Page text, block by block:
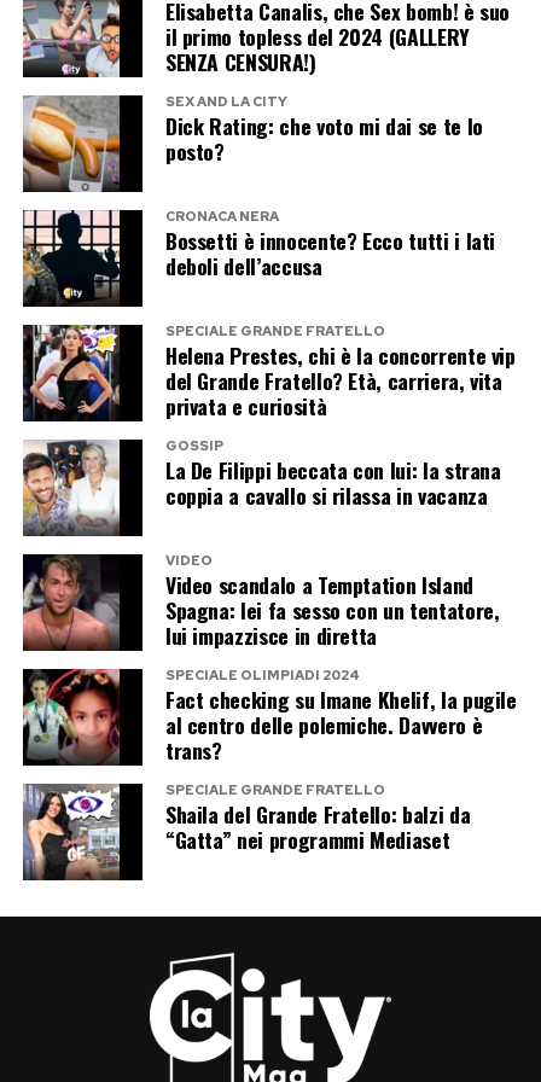
que vales
Mentre il Grande Fratello insiste, Casalino ha già
scelto un altro palcoscenico Mediaset. Ha infatti
registrato una partecipazione a Tu sì que vales,
dove sarà protagonista nello spazio dedicato al
Lip Sync insieme a Maria De Filippi.
Il duetto promette di diventare uno dei
momenti più curiosi della trasmissione. Casalino
vestirà i panni di Zucchero, mentre Maria De
Filippi interpreterà Loredana Bertè. Un
accostamento che difficilmente sarebbe venuto
in mente anche al più fantasioso degli autori
televisivi: l’ex portavoce del premier e la regina
di Canale 5 trasformati in due icone della musica
italiana.
La presenza a Tu sì que vales dimostra che
Casalino non ha chiuso affatto la porta alla
televisione. La vera domanda riguarda il tipo di
televisione che intende scegliere. Una
performance ironica accanto a Maria De Filippi
richiede una sera di leggerezza. Il Grande
Fratello, invece, significherebbe settimane di
convivenza, esposizione continua e inevitabili
incursioni nel passato politico e privato.
Per ora il reality attende, Ilary Blasi prepara la
nuova edizione e gli autori continuano il
pressing. Rocco Casalino prende tempo. Ma nel
frattempo ha già trovato il modo di tornare
Elisabetta Canalis, che Sex bomb! è suo
il primo topless del 2024 (GALLERY
SENZA CENSURA!)
SEX AND LA CITY
Dick Rating: che voto mi dai se te lo
posto?
CRONACA NERA
Bossetti è innocente? Ecco tutti i lati
deboli dell’accusa
SPECIALE GRANDE FRATELLO
Helena Prestes, chi è la concorrente vip
del Grande Fratello? Età, carriera, vita
privata e curiosità
GOSSIP
La De Filippi beccata con lui: la strana
coppia a cavallo si rilassa in vacanza
VIDEO
Video scandalo a Temptation Island
Spagna: lei fa sesso con un tentatore,
lui impazzisce in diretta
SPECIALE OLIMPIADI 2024
Fact checking su Imane Khelif, la pugile
al centro delle polemiche. Davvero è
trans?
SPECIALE GRANDE FRATELLO
Shaila del Grande Fratello: balzi da
“Gatta” nei programmi Mediaset